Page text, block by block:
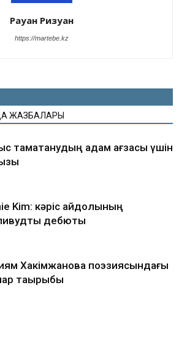
Рауан Ризуан
https://martebe.kz
ЖАЗБАЛАРЫ
тамақтанудың адам ағзасы үшін
Kim: кәріс айдолының
дебюты
Хакімжанова поэзиясындағы
тақырыбы